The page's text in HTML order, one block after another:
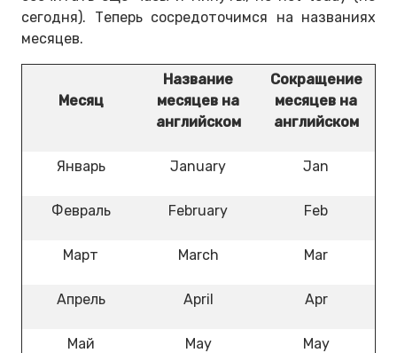
сегодня). Теперь сосредоточимся на названиях
месяцев.
Месяц
Название
месяцев на
английском
Сокращение
месяцев на
английском
Январь January Jan
Февраль February Feb
Март March Mar
Апрель April Apr
Май May May